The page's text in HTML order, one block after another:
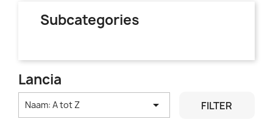
Subcategories
Lancia
Naam: A tot Z  FILTER